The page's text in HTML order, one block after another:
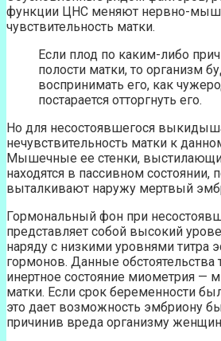
функции ЦНС меняют нервно-
чувствительность матки.
Если плод по каким-либо
полости матки, то организм
воспринимать его, как
постарается отторгнуть его.
Но для несостоявшегося
нечувствительность матки к
Мышечные ее стенки,
находятся в пассивном состоянии,
выталкивают наружу мертвый
Гормональный фон при
представляет собой высокий
наряду с низкими уровнями титра
гормонов. Данные обстоятельства
инертное состояние миометрия —
матки. Если срок беременности
это дает возможность эмбриону
причинив вреда организму